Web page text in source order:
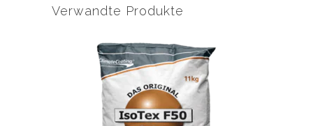
Verwandte Produkte